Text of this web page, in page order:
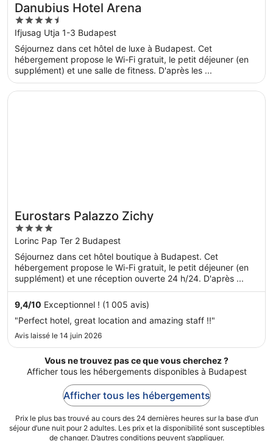
Danubius Hotel Arena
4.5
out
of
5
Ifjusag Utja 1-3 Budapest
Séjournez dans cet hôtel de luxe à Budapest. Cet
hébergement propose le Wi-Fi gratuit, le petit déjeuner (en
supplément) et une salle de fitness. D'après les ...
Eurostars Palazzo Zichy
4
out
of
5
Lorinc Pap Ter 2 Budapest
Séjournez dans cet hôtel boutique à Budapest. Cet
hébergement propose le Wi-Fi gratuit, le petit déjeuner (en
supplément) et une réception ouverte 24 h/24. D'après ...
9,4/10 Exceptionnel ! (1 005 avis)
"Perfect hotel, great location and amazing staff !!"
Avis laissé le 14 juin 2026
S’ouvre dans une nouvelle fenêtre
Eurostars Palazzo Zichy
Vous ne trouvez pas ce que vous cherchez ?
Afficher tous les hébergements disponibles à Budapest
Afficher tous les hébergements
Prix le plus bas trouvé au cours des 24 dernières heures sur la base d’un
séjour d’une nuit pour 2 adultes. Les prix et la disponibilité sont susceptibles
de changer. D’autres conditions peuvent s’appliquer.